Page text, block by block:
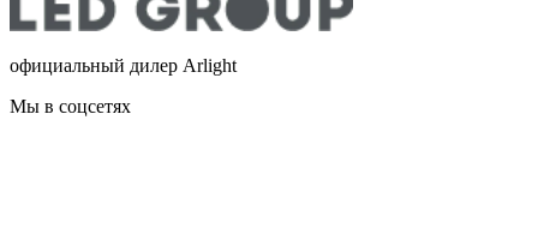
официальный дилер Arlight
Мы в соцсетях